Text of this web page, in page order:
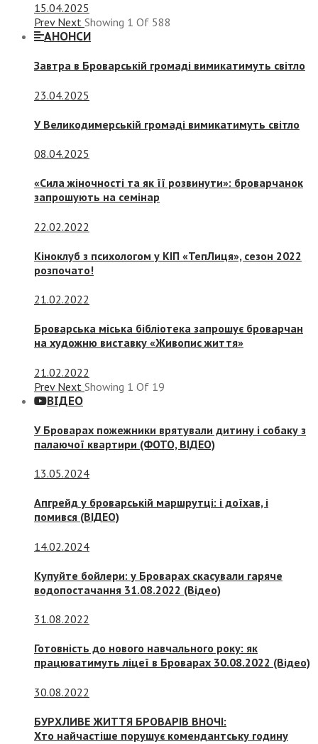
15.04.2025
Prev Next Showing 1 Of 588
АНОНСИ
Завтра в Броварській громаді вимикатимуть світло
23.04.2025
У Великодимерській громаді вимикатимуть світло
08.04.2025
«Сила жіночності та як її розвинути»: броварчанок
запрошують на семінар
22.02.2022
Кіноклуб з психологом у КІП «ТепЛиця», сезон 2022
розпочато!
21.02.2022
Броварська міська бібліотека запрошує броварчан
на художню виставку «Живопис життя»
21.02.2022
Prev Next Showing 1 Of 19
ВІДЕО
У Броварах пожежники врятували дитину і собаку з
палаючої квартири (ФОТО, ВІДЕО)
13.05.2024
Апгрейд у броварській маршрутці: і доїхав, і
помився (ВІДЕО)
14.02.2024
Купуйте бойлери: у Броварах скасували гаряче
водопостачання 31.08.2022 (Відео)
31.08.2022
Готовність до нового навчального року: як
працюватимуть ліцеї в Броварах 30.08.2022 (Відео)
30.08.2022
БУРХЛИВЕ ЖИТТЯ БРОВАРІВ ВНОЧІ:
Хто найчастіше порушує комендантську годину